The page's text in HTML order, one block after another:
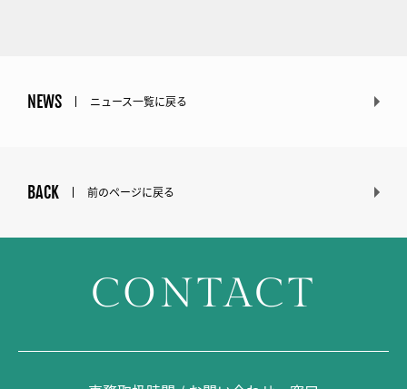
NEWS ニュース一覧に戻る
BACK 前のページに戻る
CONTACT